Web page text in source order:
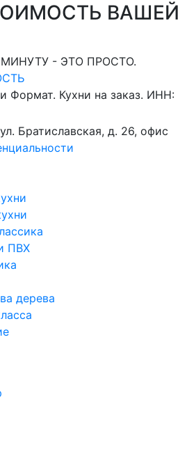
ВАШЕЙ
- ЭТО ПРОСТО.
Формат. Кухни на заказ. ИНН:
ул. Братиславская, д. 26, офис
ПВХ
дерева